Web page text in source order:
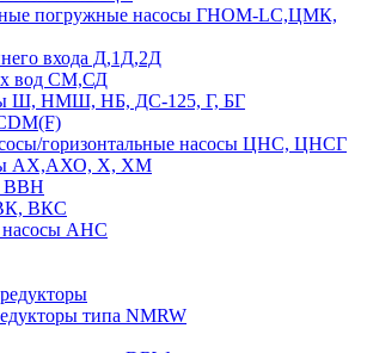
погружные насосы ГНОМ-LC,ЦМК,
входа Д,1Д,2Д
вод СМ,СД
Ш, НМШ, НБ, ДС-125, Г, БГ
горизонтальные насосы ЦНС, ЦНСГ
АХ,АХО, Х, ХМ
ВВН
ВКС
насосы АНС
типа NMRW